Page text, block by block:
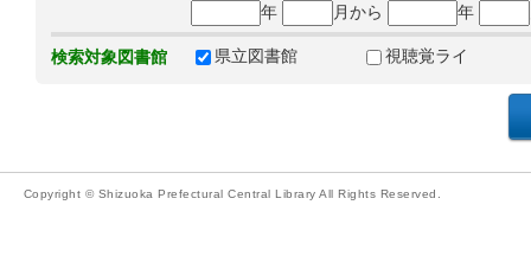
年
月から 年
検索対象図書館 県立図書館 視聴覚ライ
Copyright © Shizuoka Prefectural Central Library All Rights Reserved.